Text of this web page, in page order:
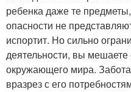
ребенка даже те
опасности не
испортит. Но сильно
деятельности, вы
окружающего мира.
вразрез с его